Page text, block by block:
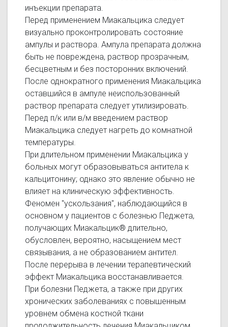
инъекции препарата.
Перед применением Миакальцика следует
визуально проконтролировать состояние
ампулы и раствора. Ампула препарата должна
быть не повреждена, раствор прозрачным,
бесцветным и без посторонних включений.
После однократного применения Миакальцика
оставшийся в ампуле неиспользованный
раствор препарата следует утилизировать.
Перед п/к или в/м введением раствор
Миакальцика следует нагреть до комнатной
температуры.
При длительном применении Миакальцика у
больных могут образовываться антитела к
кальцитонину; однако это явление обычно не
влияет на клиническую эффективность.
Феномен "ускользания", наблюдающийся в
основном у пациентов с болезнью Педжета,
получающих Миакальцик® длительно,
обусловлен, вероятно, насыщением мест
связывания, а не образованием антител.
После перерыва в лечении терапевтический
эффект Миакальцика восстанавливается.
При болезни Педжета, а также при других
хронических заболеваниях с повышенным
уровнем обмена костной ткани